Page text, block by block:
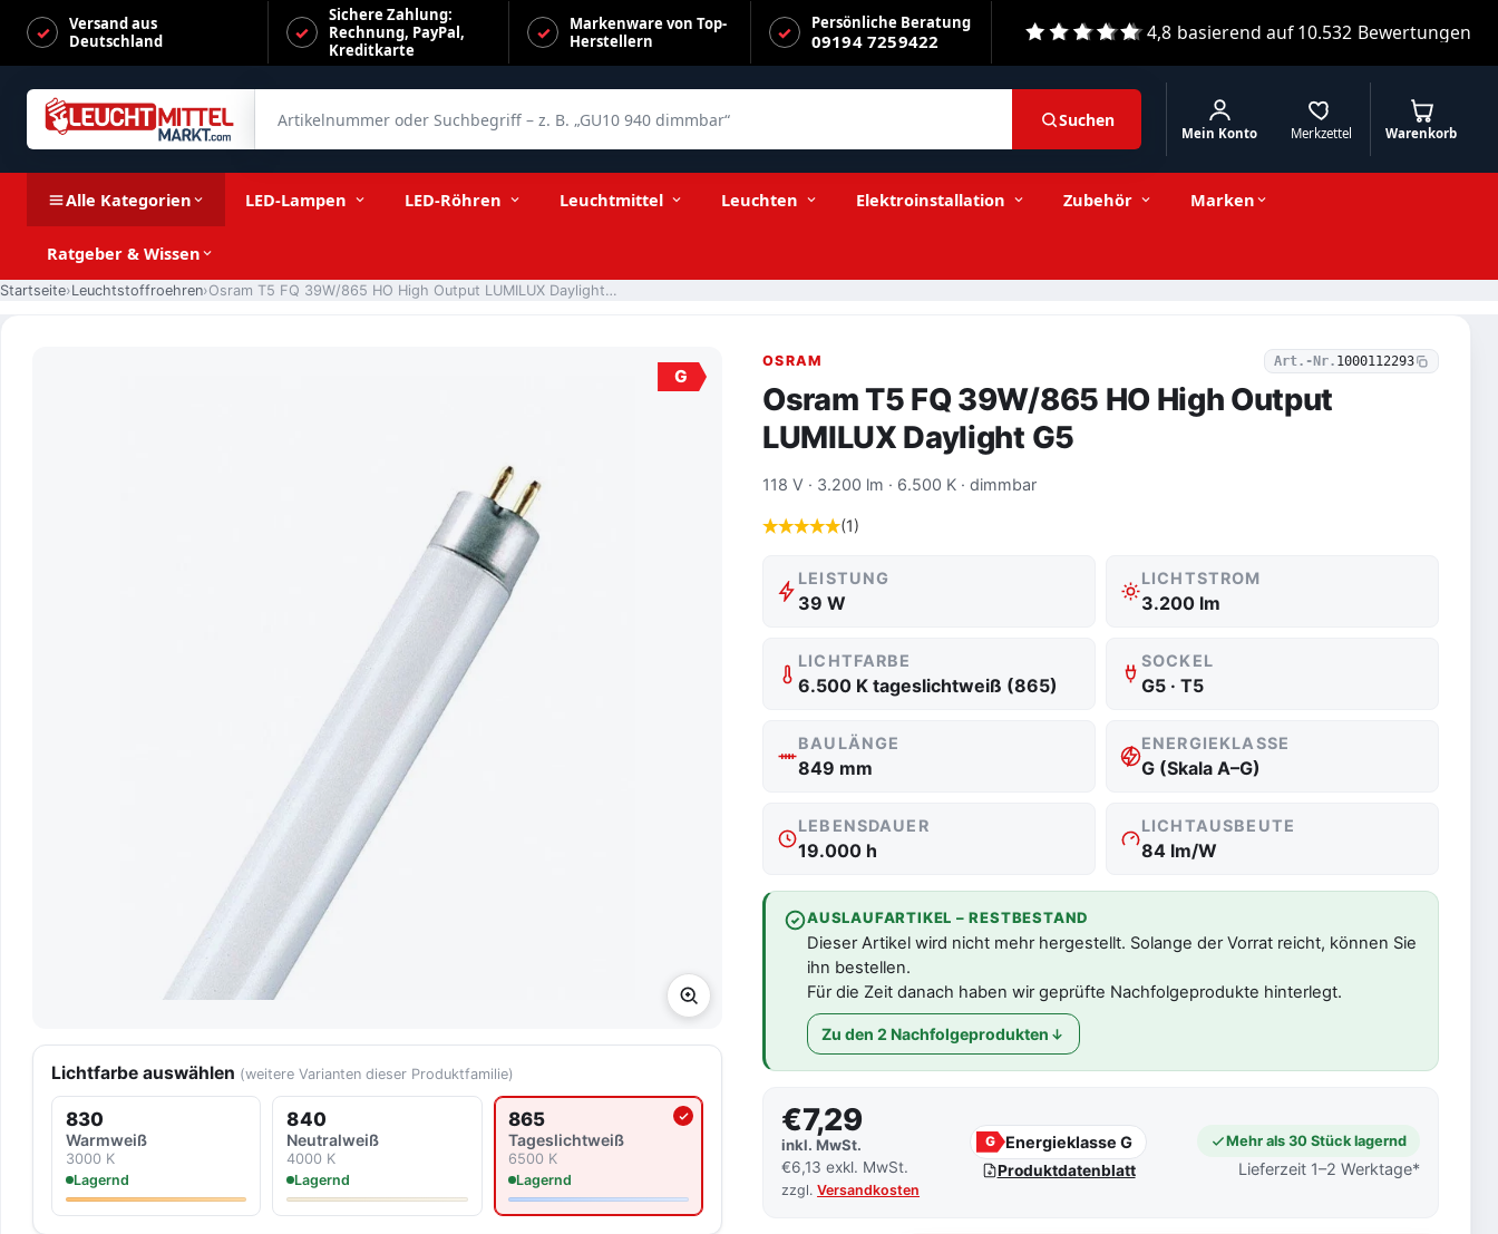
Versand aus
Deutschland
Sichere Zahlung:
Rechnung, PayPal,
Kreditkarte
Markenware von Top-
Herstellern
Persönliche Beratung
09194 7259422 4,8 basierend auf10.532 Bewertungen
Suchen
Merkzettel
Mein Konto Warenkorb
Alle Kategorien LED-Lampen LED-Röhren Leuchtmittel Leuchten Elektroinstallation Zubehör Marken
Ratgeber & Wissen
Startseite Leuchtstoffroehren Osram T5 FQ 39W/865 HO High Output LUMILUX Daylight G5
OSRAM Art.-Nr. 1000112293
Osram T5 FQ 39W/865 HO High Output
LUMILUX Daylight G5
118 V · 3.200 lm · 6.500 K · dimmbar
(1)
G
Lichtfarbe auswählen (weitere Varianten dieser Produktfamilie)
830
Warmweiß
3000 K
Lagernd
840
Neutralweiß
4000 K
Lagernd
865
Tageslicht­weiß
6500 K
Lagernd
Aktuell ausgewählte Lichtfarbe
LEISTUNG
39 W
LICHTSTROM
3.200 lm
LICHTFARBE
6.500 K tageslichtweiß (865)
SOCKEL
G5 · T5
BAULÄNGE
849 mm
ENERGIEKLASSE
G (Skala A–G)
LEBENSDAUER
19.000 h
LICHTAUSBEUTE
84 lm/W
AUSLAUFARTIKEL – RESTBESTAND
Dieser Artikel wird nicht mehr hergestellt. Solange der Vorrat reicht, können Sie
ihn bestellen.
Für die Zeit danach haben wir geprüfte Nachfolgeprodukte hinterlegt.
Zu den 2 Nachfolgeprodukten
€7,29
inkl. MwSt.
€6,13 exkl. MwSt.
zzgl.Versandkosten
G Energieklasse G
Produktdatenblatt
Mehr als 30 Stück lagernd
Lieferzeit 1–2 Werktage*
Osram T5 FQ 39W/865 HO High Output LUMILUX Daylight G5 −
Stückzahl + In den Warenkorb